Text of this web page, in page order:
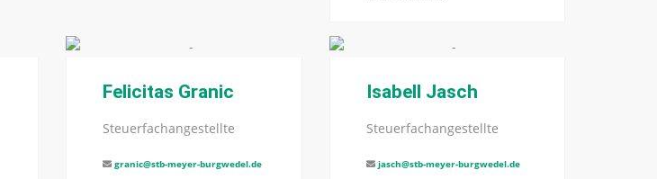
Felicitas Granic
Steuerfachangestellte
granic@stb-meyer-burgwedel.de
Isabell Jasch
Steuerfachangestellte
jasch@stb-meyer-burgwedel.de